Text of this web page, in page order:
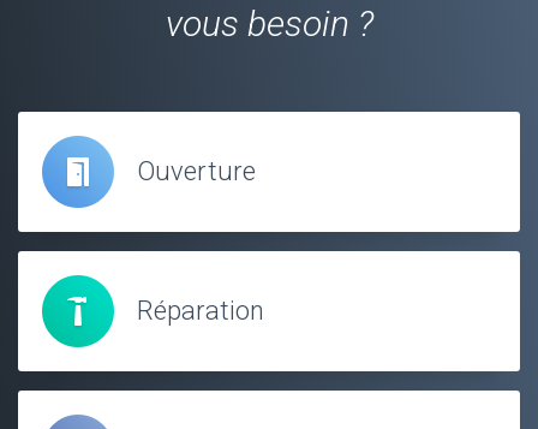
vous besoin ?
Ouverture
Réparation